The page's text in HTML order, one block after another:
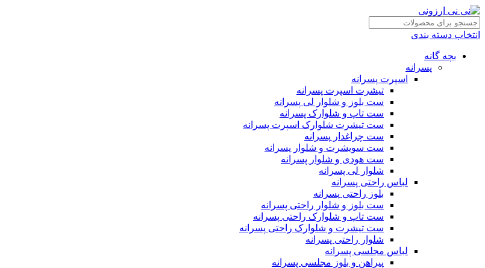
انتخاب دسته بندی
بچه گانه
پسرانه
اسپرت پسرانه
تیشرت اسپرت پسرانه
ست بلوز و شلوار لی پسرانه
ست تاپ و شلوارک پسرانه
ست تیشرت شلوارک اسپرت پسرانه
ست چراغدار پسرانه
ست سویشرت و شلوار پسرانه
ست هودی و شلوار پسرانه
شلوار لی پسرانه
لباس راحتی پسرانه
بلوز راحتی پسرانه
ست بلوز و شلوار راحتی پسرانه
ست تاپ و شلوارک راحتی پسرانه
ست تیشرت و شلوارک راحتی پسرانه
شلوار راحتی پسرانه
لباس مجلسی پسرانه
پیراهن و بلوز مجلسی پسرانه